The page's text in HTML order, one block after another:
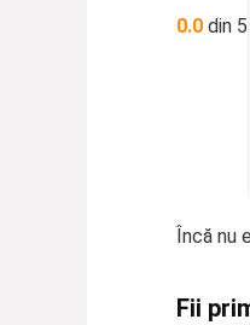
0.0 din 5
Încă nu
Fii